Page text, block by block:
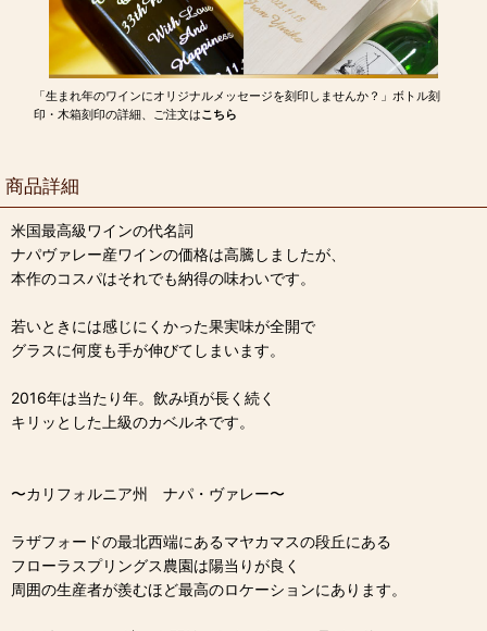
「生まれ年のワインにオリジナルメッセージを刻印しませんか？」ボトル刻
印・木箱刻印の詳細、ご注文はこちら
商品詳細
米国最高級ワインの代名詞
ナパヴァレー産ワインの価格は高騰しましたが、
本作のコスパはそれでも納得の味わいです。
若いときには感じにくかった果実味が全開で
グラスに何度も手が伸びてしまいます。
2016年は当たり年。飲み頃が長く続く
キリッとした上級のカベルネです。
〜カリフォルニア州 ナパ・ヴァレー〜
ラザフォードの最北西端にあるマヤカマスの段丘にある
フローラスプリングス農園は陽当りが良く
周囲の生産者が羨むほど最高のロケーションにあります。